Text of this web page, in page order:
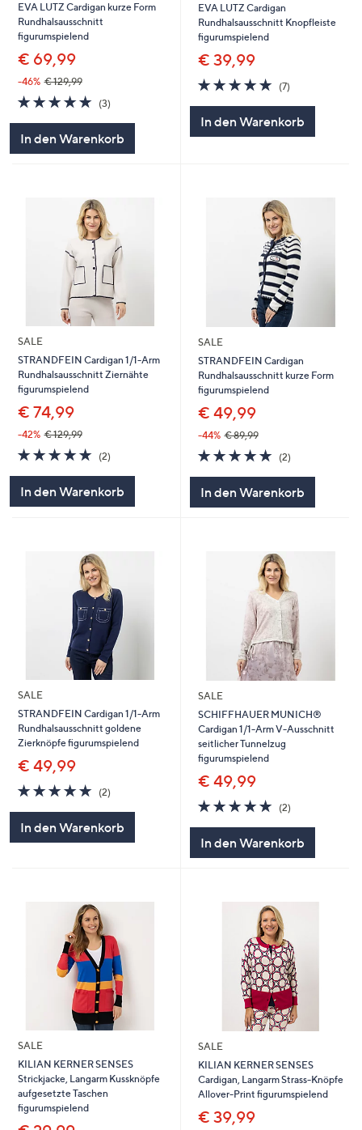
EVA LUTZ Cardigan kurze Form
Rundhalsausschnitt
figurumspielend
€ 69,99
-46% € 129,99
5.0
von
(3)3
In den Warenkorb
EVA LUTZ Cardigan
Rundhalsausschnitt Knopfleiste
figurumspielend
€ 39,99
5.0
von
(7)
In den Warenkorb
SALE
STRANDFEIN Cardigan 1/1-Arm
Rundhalsausschnitt Ziernähte
figurumspielend
€ 74,99
-42% € 129,99
5.0
von
(2)2
In den Warenkorb
SALE
STRANDFEIN Cardigan
Rundhalsausschnitt kurze Form
figurumspielend
€ 49,99
-44% € 89,99
5.0
von
(2)2
In den Warenkorb
SALE
STRANDFEIN Cardigan 1/1-Arm
Rundhalsausschnitt goldene
Zierknöpfe figurumspielend
€ 49,99
5.0
von
(2)2
In den Warenkorb
SALE
SCHIFFHAUER MUNICH®
Cardigan 1/1-Arm V-Ausschnitt
seitlicher Tunnelzug
figurumspielend
€ 49,99
5.0
von
(2)2
In den Warenkorb
SALE
KILIAN KERNER SENSES
Strickjacke, Langarm Kussknöpfe
aufgesetzte Taschen
figurumspielend
SALE
KILIAN KERNER SENSES
Cardigan, Langarm Strass-Knöpfe
Allover-Print figurumspielend
€ 39,99